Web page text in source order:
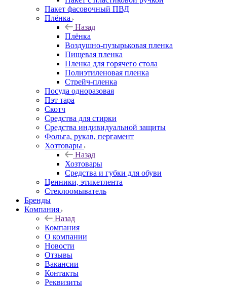
Пакет фасовочный ПВД
Плёнка
Назад
Плёнка
Воздушно-пузырьковая пленка
Пищевая пленка
Пленка для горячего стола
Полиэтиленовая пленка
Стрейч-пленка
Посуда одноразовая
Пэт тара
Скотч
Средства для стирки
Средства индивидуальной защиты
Фольга, рукав, пергамент
Хозтовары
Назад
Хозтовары
Средства и губки для обуви
Ценники, этикетлента
Стеклоомыватель
Бренды
Компания
Назад
Компания
О компании
Новости
Отзывы
Вакансии
Контакты
Реквизиты